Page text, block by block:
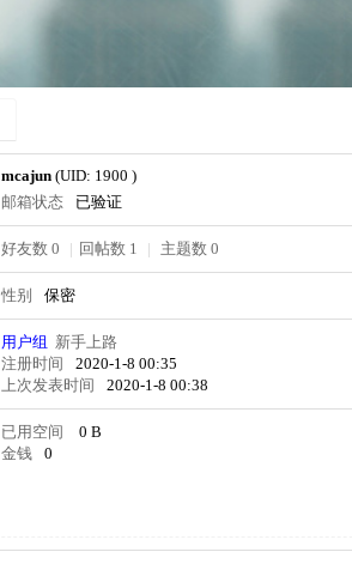
mcajun (UID: 1900 )
邮箱状态
已验证
好友数 0 | 回帖数 1 | 主题数 0
性别 保密
用户组 新手上路
注册时间
2020-1-8 00:35
上次发表时间
2020-1-8 00:38
已用空间
0 B
金钱
0